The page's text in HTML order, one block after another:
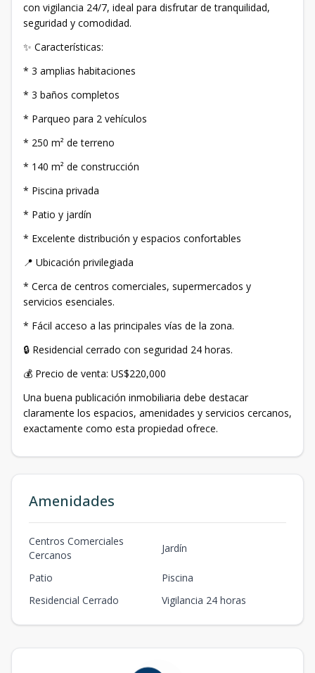
con vigilancia 24/7, ideal para disfrutar de tranquilidad,
seguridad y comodidad.
✨ Características:
* 3 amplias habitaciones
* 3 baños completos
* Parqueo para 2 vehículos
* 250 m² de terreno
* 140 m² de construcción
* Piscina privada
* Patio y jardín
* Excelente distribución y espacios confortables
📍 Ubicación privilegiada
* Cerca de centros comerciales, supermercados y
servicios esenciales.
* Fácil acceso a las principales vías de la zona.
🔒 Residencial cerrado con seguridad 24 horas.
💰 Precio de venta: US$220,000
Una buena publicación inmobiliaria debe destacar
claramente los espacios, amenidades y servicios cercanos,
exactamente como esta propiedad ofrece.
Amenidades
Centros Comerciales
Cercanos
Jardín
Patio
Piscina
Residencial Cerrado
Vigilancia 24 horas